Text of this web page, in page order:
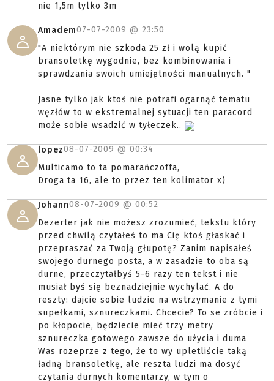
nie 1,5m tylko 3m
Amadem07-07-2009 @ 23:50
"A niektórym nie szkoda 25 zł i wolą kupić
bransoletkę wygodnie, bez kombinowania i
sprawdzania swoich umiejętności manualnych. "
Jasne tylko jak ktoś nie potrafi ogarnąć tematu
węzłów to w ekstremalnej sytuacji ten paracord
może sobie wsadzić w tyłeczek..
lopez08-07-2009 @ 00:34
Multicamo to ta pomarańczoffa,
Droga ta 16, ale to przez ten kolimator x)
Johann08-07-2009 @ 00:52
Dezerter jak nie możesz zrozumieć, tekstu który
przed chwilą czytałeś to ma Cię ktoś głaskać i
przepraszać za Twoją głupotę? Zanim napisałeś
swojego durnego posta, a w zasadzie to oba są
durne, przeczytałbyś 5-6 razy ten tekst i nie
musiał byś się beznadziejnie wychylać. A do
reszty: dajcie sobie ludzie na wstrzymanie z tymi
supełkami, sznureczkami. Chcecie? To se zróbcie i
po kłopocie, będziecie mieć trzy metry
sznureczka gotowego zawsze do użycia i duma
Was rozeprze z tego, że to wy upletliście taką
ładną bransoletkę, ale reszta ludzi ma dosyć
czytania durnych komentarzy, w tym o